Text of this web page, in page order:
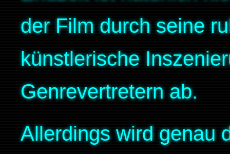
der Film durch seine
künstlerische
Genrevertretern ab.
Allerdings wird genau